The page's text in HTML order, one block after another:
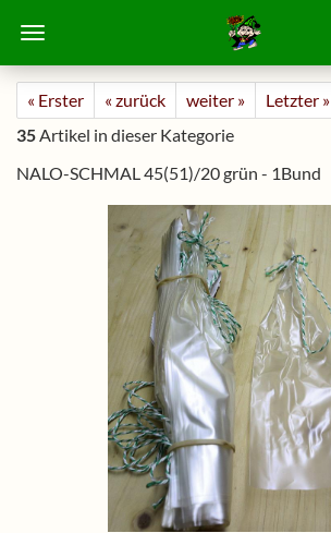
« Erster « zurück weiter »
Letzter »
35Artikel in dieser Kategorie
NALO-SCHMAL 45(51)/20 grün - 1Bund